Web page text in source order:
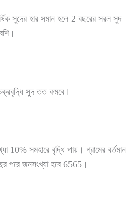
সুদের হার সমান হলে 2 বছরের সরল সুদ
সুদ তত কমবে।
10% সমহারে বৃদ্ধি পায়। গ্রামের বর্তমান
পরে জনসংখ্যা হবে 6565।